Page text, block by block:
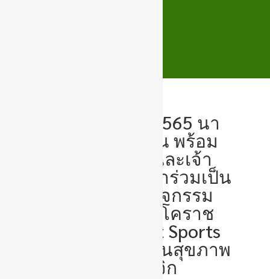
วันที่ 19 ตุลาคม 2565 นา
ยกณัฐกาล สุวรรณ พร้อม
ด้วยสมาชิกสภา และเจ้า
หน้าที่เทศบาล เข้าร่วมเป็น
เกียรติในพิธีเปิดกิจกรรม
การแข่งขันกีฬา”โคราช
เมืองกีฬา”( Korat Sports
City ) ณ สนามสวนสุขภาพ
เทศบาลตำบลกุดจิก